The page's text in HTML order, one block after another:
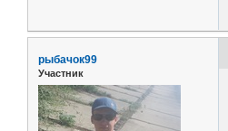
рыбачок99
Участник